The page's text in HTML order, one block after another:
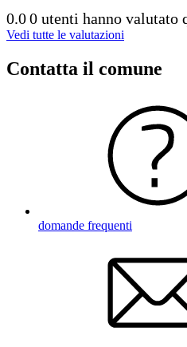
0.00 utenti hanno valutato
Vedi tutte le valutazioni
Contatta il comune
domande frequenti